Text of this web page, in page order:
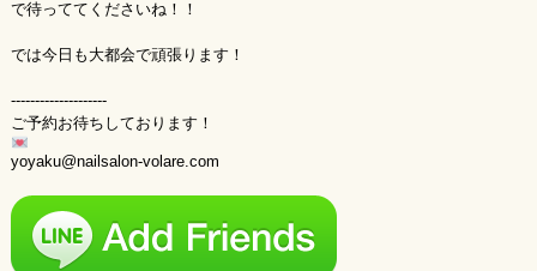
で待っててくださいね！！
では今日も大都会で頑張ります！
--------------------
ご予約お待ちしております！
yoyaku@nailsalon-volare.com